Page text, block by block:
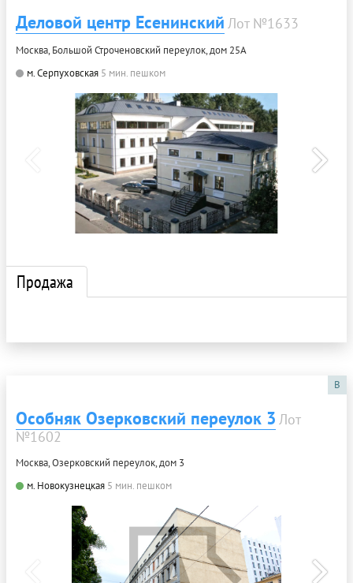
Деловой центр Есенинский Лот №1633
Москва, Большой Строченовский переулок, дом 25А
м. Серпуховская 5 мин. пешком
Продажа
B
Особняк Озерковский переулок 3 Лот
№1602
Москва, Озерковский переулок, дом 3
м. Новокузнецкая 5 мин. пешком